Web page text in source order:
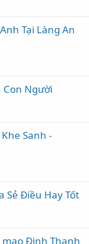
Tại Làng An
Con Người
Sanh -
Sẻ Điều Hay Tốt
mạo Đinh Thanh